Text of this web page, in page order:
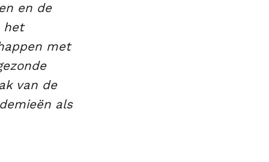
en de
het
met
van de
als